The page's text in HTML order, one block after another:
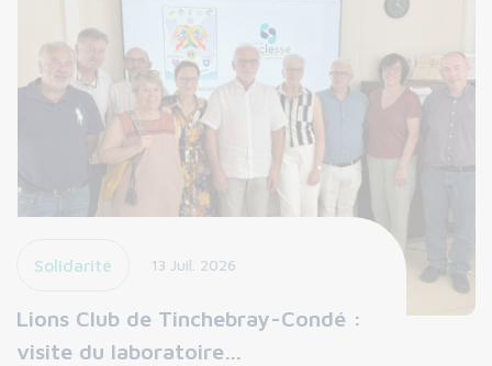
Solidarité 13 Juil. 2026
Lions Club de Tinchebray-Condé :
visite du laboratoire…